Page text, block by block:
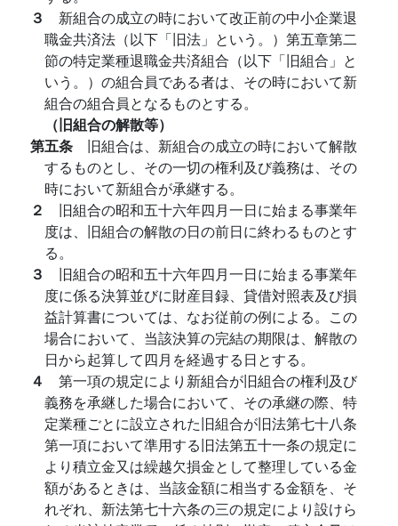
３ 新組合の成立の時において改正前の中小企業退
職金共済法（以下「旧法」という。）第五章第二
節の特定業種退職金共済組合（以下「旧組合」と
いう。）の組合員である者は、その時において新
組合の組合員となるものとする。
（旧組合の解散等）
第五条 旧組合は、新組合の成立の時において解散
するものとし、その一切の権利及び義務は、その
時において新組合が承継する。
２ 旧組合の昭和五十六年四月一日に始まる事業年
度は、旧組合の解散の日の前日に終わるものとす
る。
３ 旧組合の昭和五十六年四月一日に始まる事業年
度に係る決算並びに財産目録、貸借対照表及び損
益計算書については、なお従前の例による。この
場合において、当該決算の完結の期限は、解散の
日から起算して四月を経過する日とする。
４ 第一項の規定により新組合が旧組合の権利及び
義務を承継した場合において、その承継の際、特
定業種ごとに設立された旧組合が旧法第七十八条
第一項において準用する旧法第五十一条の規定に
より積立金又は繰越欠損金として整理している金
額があるときは、当該金額に相当する金額を、そ
れぞれ、新法第七十六条の三の規定により設けら